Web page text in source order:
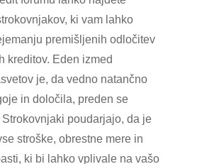
ki vam lahko
premišljenih odločitev
kreditov. Eden izmed
je, da vedno natančno
in določila, preden se
poudarjajo, da je
stroške, obrestne mere in
ki bi lahko vplivale na vašo